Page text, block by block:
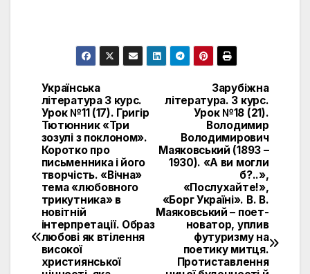
Навигация
по
записям
Зарубіжна
література. 3 курс.
Урок №18 (21).
Володимир
Володимирович
Маяковський (1893 –
1930). «А ви могли
б?..»,
«Послухайте!»,
«Борг Україні». В. В.
Маяковський – поет-
новатор, уплив
футуризму на
поетику митця.
Протиставлення
Українська
література 3 курс.
Урок №11 (17). Григір
Тютюнник «Три
зозулі з поклоном».
Коротко про
письменника і його
творчість. «Вічна»
тема «любовного
трикутника» в
новітній
інтерпретації. Образ
любові як втілення
високої
християнської